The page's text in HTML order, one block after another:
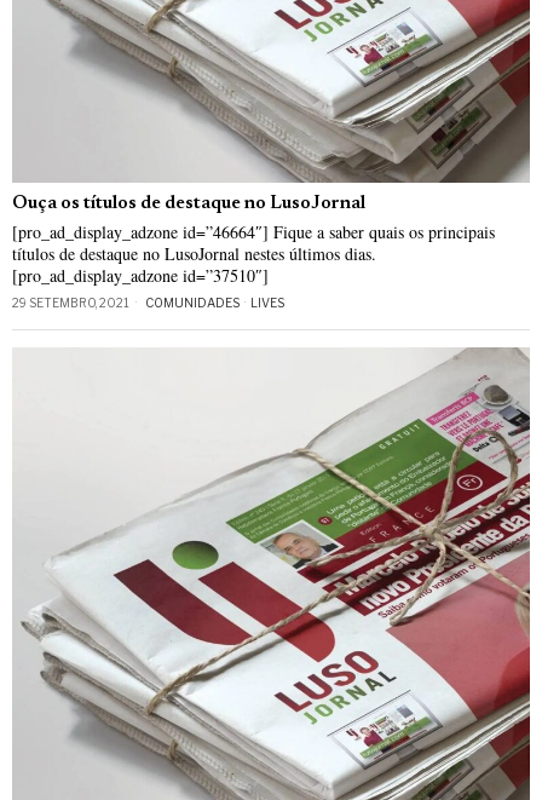
Ouça os títulos de destaque no LusoJornal
[pro_ad_display_adzone id=”46664″] Fique a saber quais os principais
títulos de destaque no LusoJornal nestes últimos dias.
[pro_ad_display_adzone id=”37510″]
29 SETEMBRO, 2021 COMUNIDADES · LIVES